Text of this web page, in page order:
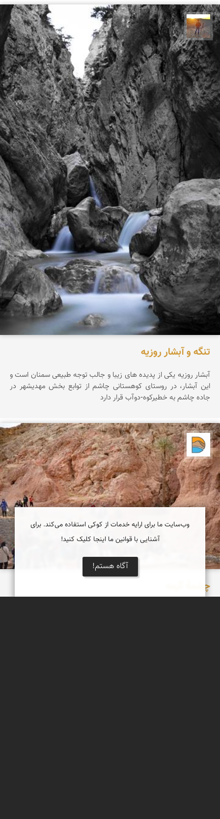
مهدی مخلصیان
تنگه و آبشار روزیه
آبشار روزيه يکی از پديده های زيبا و جالب توجه طبيعی سمنان است و
اين آبشار، در روستای کوهستانی چاشم از توابع بخش مهديشهر در
جاده چاشم به خطیرکوه-دوآب قرار دارد
دریاچه کویر
چشمۀ گرمه
وب‌سایت ما برای ارایه خدمات از کوکی استفاده می‌کند. برای
آشنایی با قوانین ما اینجا کلیک کنید!
آگاه هستم!